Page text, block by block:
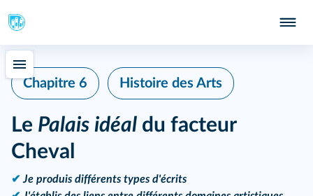
Chapitre 6 Histoire des Arts
Le Palais idéal du facteur
Cheval
✔ Je produis différents types d'écrits